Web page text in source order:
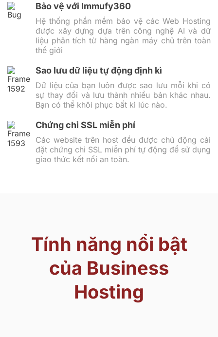
Bảo vệ với Immufy360
Hệ thống phần mềm bảo vệ các Web Hosting
được xây dựng dựa trên công nghệ AI và dữ
liệu phân tích từ hàng ngàn máy chủ trên toàn
thế giới
Sao lưu dữ liệu tự động định kì
Dữ liệu của bạn luôn được sao lưu mỗi khi có
sự thay đổi và lưu thành nhiều bản khác nhau.
Bạn có thể khôi phục bất kì lúc nào.
Chứng chỉ SSL miễn phí
Các website trên host đều được chủ động cài
đặt chứng chỉ SSL miễn phí tự động để sử dụng
giao thức kết nối an toàn.
Tính năng nổi bật
của Business
Hosting